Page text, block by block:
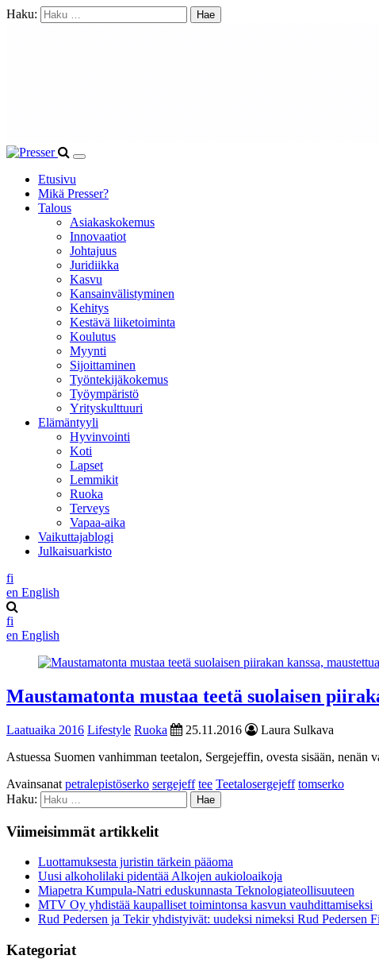
Haku:
Etusivu
Mikä Presser?
Talous
Asiakaskokemus
Innovaatiot
Johtajuus
Juridiikka
Kasvu
Kansainvälistyminen
Kehitys
Kestävä liiketoiminta
Koulutus
Myynti
Sijoittaminen
Työntekijäkokemus
Työympäristö
Yrityskulttuuri
Elämäntyyli
Hyvinvointi
Koti
Lapset
Lemmikit
Ruoka
Terveys
Vapaa-aika
Vaikuttajablogi
Julkaisuarkisto
fi
en English
fi
en English
Maustamatonta mustaa teetä suolaisen
Laatuaika 2016 Lifestyle Ruoka 25.11.2016
Laura Sulkava
Astuessa Suomen vanhimman teetalon, Sergejeffin, ovesta sisään,
Avainsanat petralepistöserko sergejeff tee Teetalosergejeff tomserko
Haku:
Viimeisimmät artikkelit
Luottamuksesta juristin tärkein pääoma
Uusi alkoholilaki pidentää Alkojen aukioloaikoja
Miapetra Kumpula-Natri eduskunnasta Teknologiateollisuuteen
MTV Oy yhdistää kaupalliset toimintonsa kasvun vauhdittamiseksi
Rud Pedersen ja Tekir yhdistyivät: uudeksi nimeksi Rud Pedersen
Kategoriat